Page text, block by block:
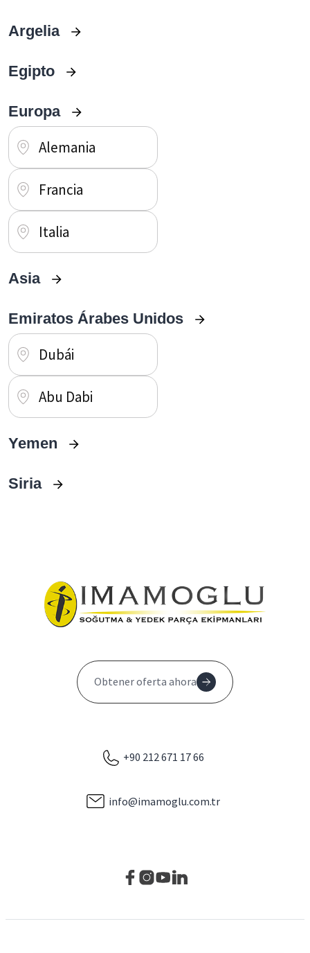
Argelia
Egipto
Europa
Alemania
Francia
Italia
Asia
Emiratos Árabes Unidos
Dubái
Abu Dabi
Yemen
Siria
Obtener oferta ahora
+90 212 671 17 66
info@imamoglu.com.tr